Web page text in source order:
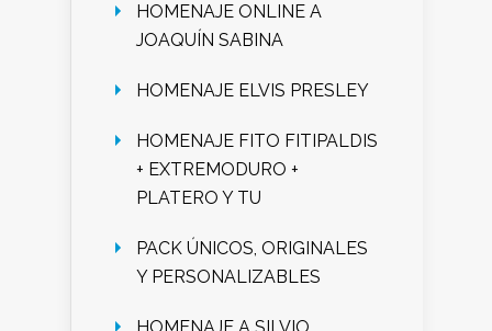
HOMENAJE ONLINE A
JOAQUÍN SABINA
HOMENAJE ELVIS PRESLEY
HOMENAJE FITO FITIPALDIS
+ EXTREMODURO +
PLATERO Y TU
PACK ÚNICOS, ORIGINALES
Y PERSONALIZABLES